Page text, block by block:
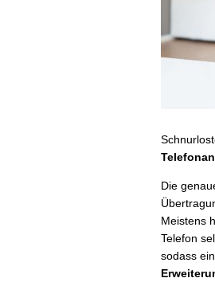
Die
Meistens
Telefon
sodass